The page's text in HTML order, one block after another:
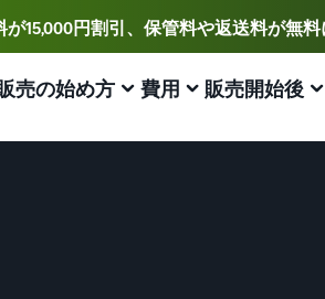
が15,000円割引、保管料や返送料が無料
売の始め方 費用 販売開始後